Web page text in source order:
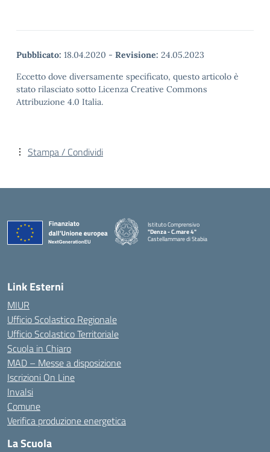
Pubblicato: 18.04.2020 - Revisione: 24.05.2023
Eccetto dove diversamente specificato, questo articolo è
stato rilasciato sotto Licenza Creative Commons
Attribuzione 4.0 Italia.
Stampa / Condividi
Istituto Comprensivo
"Denza - C.mare 4"
Castellammare di Stabia
Link Esterni
MIUR
Ufficio Scolastico Regionale
Ufficio Scolastico Territoriale
Scuola in Chiaro
MAD – Messe a disposizione
Iscrizioni On Line
Invalsi
Comune
Verifica produzione energetica
La Scuola